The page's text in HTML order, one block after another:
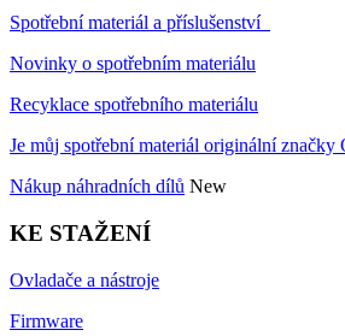
Spotřební materiál a příslušenství
Novinky o spotřebním materiálu
Recyklace spotřebního materiálu
Je můj spotřební materiál originální značky
Nákup náhradních dílů New
KE STAŽENÍ
Ovladače a nástroje
Firmware